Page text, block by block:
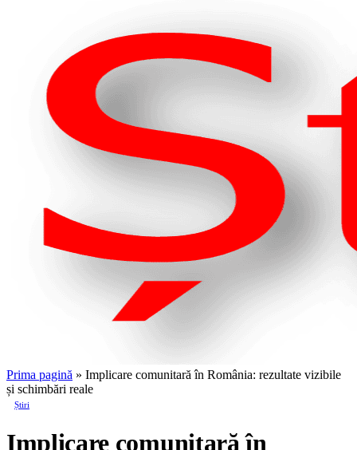
Prima pagină » Implicare comunitară în România: rezultate vizibile
și schimbări reale
Știri
Implicare comunitară în